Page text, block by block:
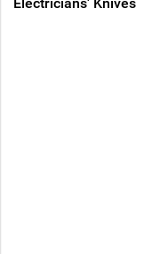
Electricians' Knives